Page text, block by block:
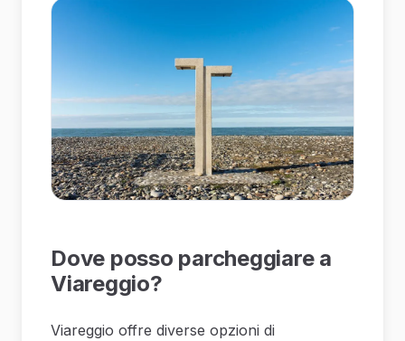
Dove posso parcheggiare a
Viareggio?
Viareggio offre diverse opzioni di